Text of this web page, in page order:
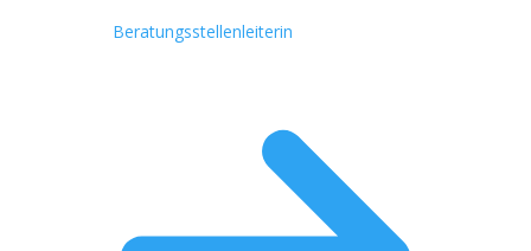
Beratungsstellenleiterin